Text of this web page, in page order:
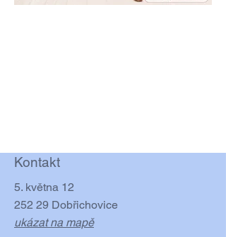
Kontakt
5. května 12
252 29 Dobřichovice
ukázat na mapě